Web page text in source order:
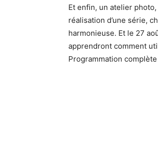
Et enfin, un atelier
réalisation d’une série,
harmonieuse. Et le 27
apprendront comment
Programmation